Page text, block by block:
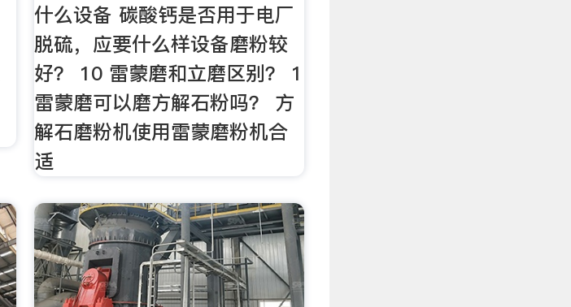
什么设备 碳酸钙是否用于电厂
脱硫，应要什么样设备磨粉较
好？ 10 雷蒙磨和立磨区别？ 1
雷蒙磨可以磨方解石粉吗？ 方
解石磨粉机使用雷蒙磨粉机合
适